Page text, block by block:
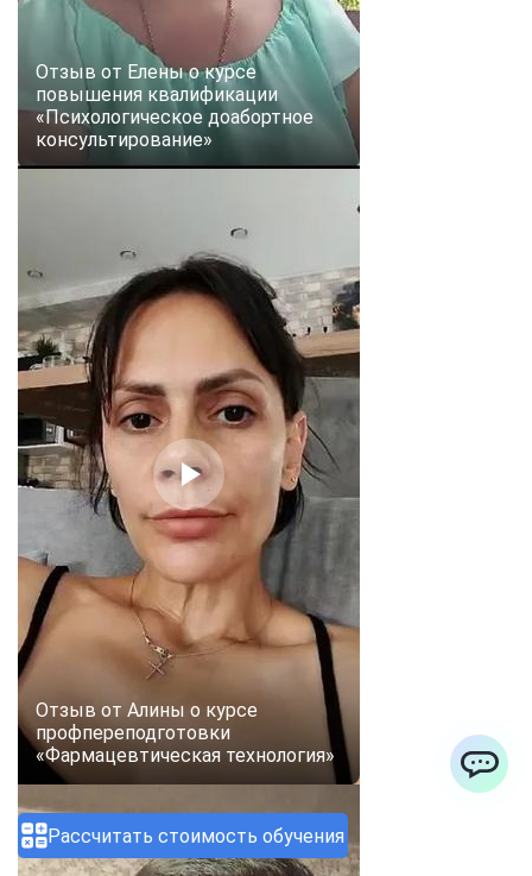
Рассчитать стоимость обучения
Отзыв от Елены о курсе
повышения квалификации
«Психологическое доабортное
консультирование»
Отзыв от Алины о курсе
профпереподготовки
«Фармацевтическая технология»
WhatsApp
Vkontakte EMail
Max